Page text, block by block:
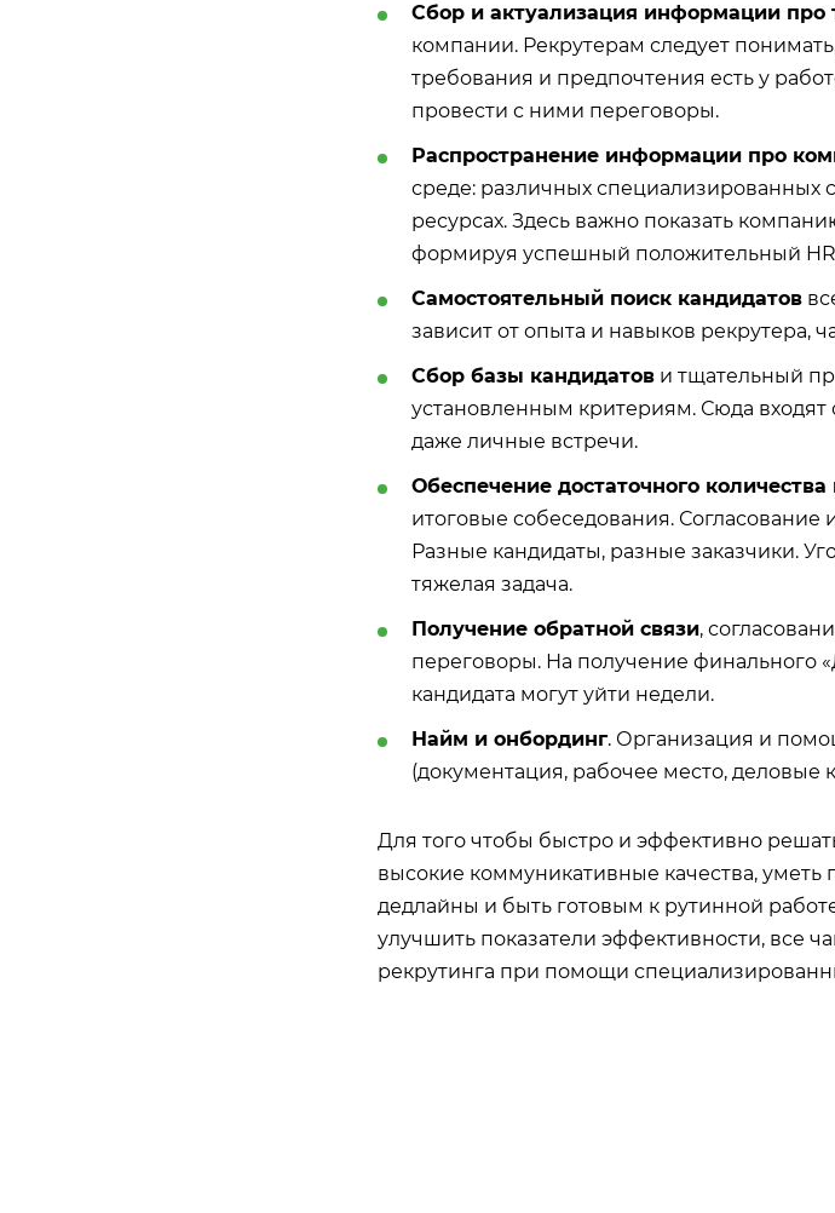
Сбор и актуализация информации
компании. Рекрутерам следует
требования и предпочтения есть у
провести с ними переговоры.
Распространение информации про
среде: различных специализированных
ресурсах. Здесь важно показать
формируя успешный положительный
Самостоятельный поиск кандидатов
зависит от опыта и навыков рекрутера,
Сбор базы кандидатови тщательный
установленным критериям. Сюда
даже личные встречи.
Обеспечение достаточного количества
итоговые собеседования.
Разные кандидаты, разные заказчики.
тяжелая задача.
Получение обратной связи,
переговоры. На получение финального
кандидата могут уйти недели.
Найм и онбординг. Организация и
(документация, рабочее место, деловые
Для того чтобы быстро и эффективно
высокие коммуникативные качества, уметь
дедлайны и быть готовым к рутинной
улучшить показатели эффективности, все
рекрутинга при помощи